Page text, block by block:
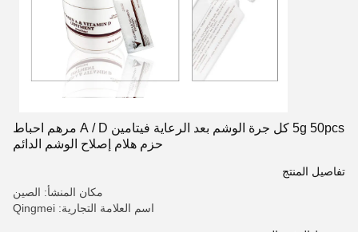
5g 50pcs كل جرة الوشم بعد الرعاية فيتامين A / D مرهم احباط
حزم هلام إصلاح الوشم الدائم
تفاصيل المنتج
مكان المنشأ: الصين
اسم العلامة التجارية: Qingmei